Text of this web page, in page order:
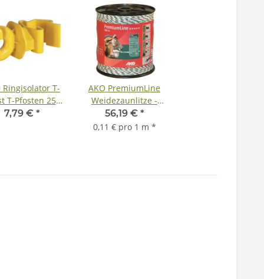
Ringisolator T-
T-Pfosten 25
- gelb - 25 St. /
7,79 € *
AKO PremiumLine
Weidezaunlitze -
500m Rolle
56,19 € *
0,11 € pro 1 m *